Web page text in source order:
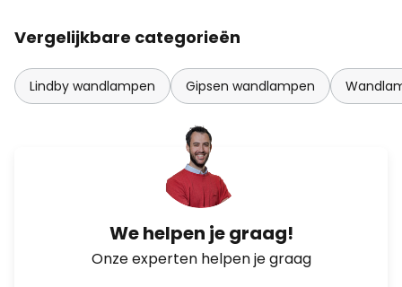
Vergelijkbare categorieën
Lindby wandlampen Gipsen wandlampen
We helpen je graag!
Onze experten helpen je graag